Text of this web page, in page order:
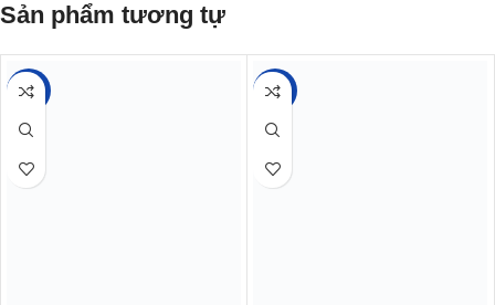
Sản phẩm tương tự
-27% -24%